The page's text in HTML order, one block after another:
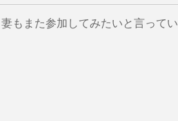
もまた参加してみたいと言ってい